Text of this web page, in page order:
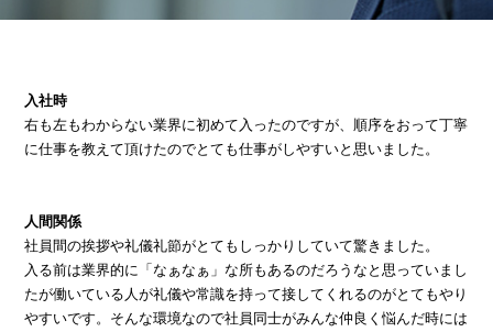
入社時
右も左もわからない業界に初めて入ったのですが、順序をおって丁寧
に仕事を教えて頂けたのでとても仕事がしやすいと思いました。
人間関係
社員間の挨拶や礼儀礼節がとてもしっかりしていて驚きました。
入る前は業界的に「なぁなぁ」な所もあるのだろうなと思っていまし
たが働いている人が礼儀や常識を持って接してくれるのがとてもやり
やすいです。そんな環境なので社員同士がみんな仲良く悩んだ時には